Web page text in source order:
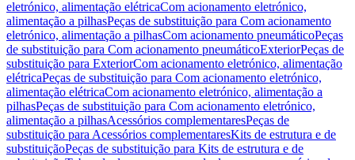
eletrónico, alimentação elétricaCom acionamento eletrónico,
alimentação a pilhasPeças de substituição para Com acionamento
eletrónico, alimentação a pilhasCom acionamento pneumáticoPeças
de substituição para Com acionamento pneumáticoExteriorPeças de
substituição para ExteriorCom acionamento eletrónico, alimentação
elétricaPeças de substituição para Com acionamento eletrónico,
alimentação elétricaCom acionamento eletrónico, alimentação a
pilhasPeças de substituição para Com acionamento eletrónico,
alimentação a pilhasAcessórios complementaresPeças de
substituição para Acessórios complementaresKits de estrutura e de
substituiçãoPeças de substituição para Kits de estrutura e de